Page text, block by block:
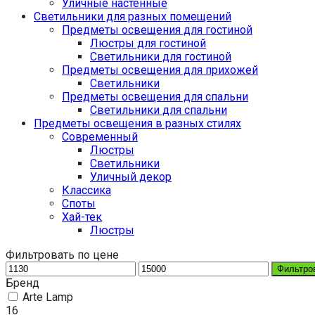
Уличные настенные
Светильники для разных помещений
Предметы освещения для гостиной
Люстры для гостиной
Светильники для гостиной
Предметы освещения для прихожей
Светильники
Предметы освещения для спальни
Светильники для спальни
Предметы освещения в разных стилях
Cовременный
Люстры
Светильники
Уличный декор
Классика
Споты
Хай-тек
Люстры
Фильтровать по цене
Бренд
Arte Lamp
16